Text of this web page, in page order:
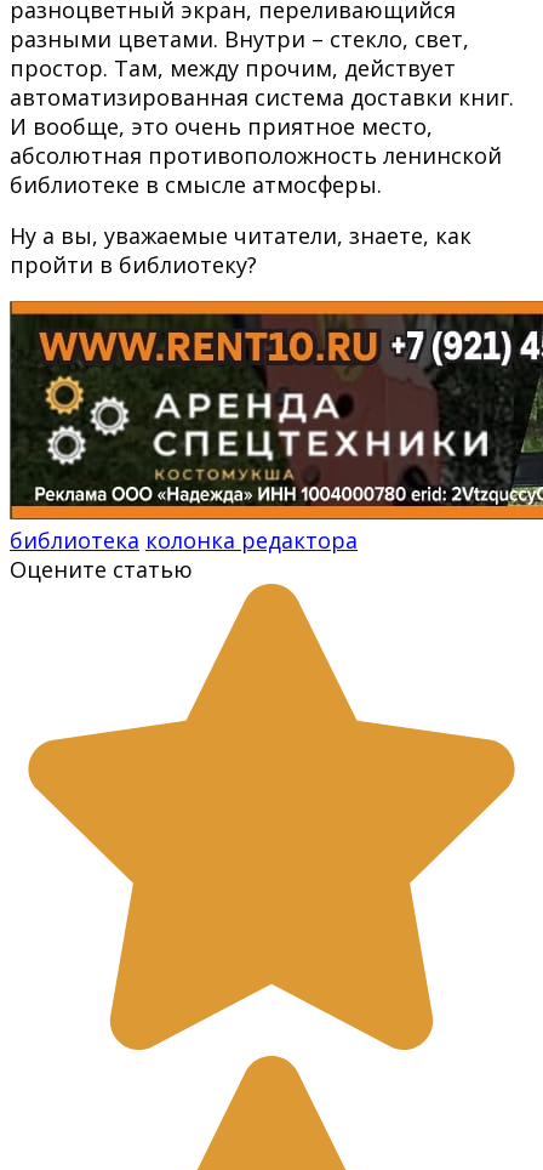
разноцветный экран, переливающийся
разными цветами. Внутри – стекло, свет,
простор. Там, между прочим, действует
автоматизированная система доставки книг.
И вообще, это очень приятное место,
абсолютная противоположность ленинской
библиотеке в смысле атмосферы.
Ну а вы, уважаемые читатели, знаете, как
пройти в библиотеку?
библиотека колонка редактора
Оцените статью